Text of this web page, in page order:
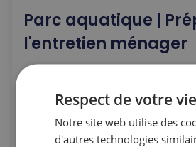
Parc aquatique |
l'entretien ménager
Bonne forme physique -
Laurentides Été
Respect de votre
Notre site web utilise des
d'autres technologies